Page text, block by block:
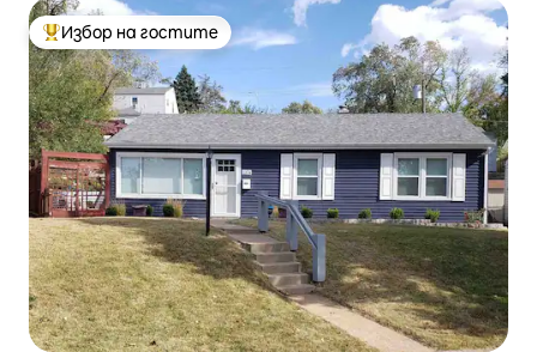
Най-популярен избор на гостите
Избор на гостите